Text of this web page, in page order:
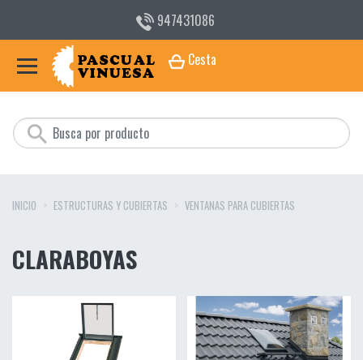
947431086
Cesta
INICIO ESTRUCTURAS Y CUBIERTAS VENTANAS PARA CUBIERTAS
CLARABOYAS